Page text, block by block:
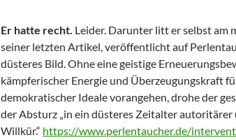
Er hatte recht. Leider. Darunter litt er selbst am
seiner letzten Artikel, veröffentlicht auf
düsteres Bild. Ohne eine geistige
kämpferischer Energie und Überzeugungskraft
demokratischer Ideale vorangehen, drohe der
der Absturz „in ein düsteres Zeitalter
Willkür.“ https://www.perlentaucher.de/